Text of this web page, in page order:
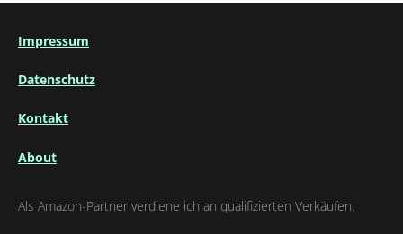
Impressum
Datenschutz
Kontakt
About
Als Amazon-Partner verdiene ich an qualifizierten Verkäufen.